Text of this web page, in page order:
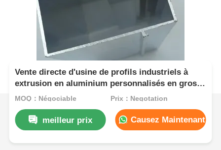
Vente directe d'usine de profils industriels à
extrusion en aluminium personnalisés en gros à
bas prix en Chine
MOQ：Négociable Prix：Negotation
meilleur prix Causez Maintenant